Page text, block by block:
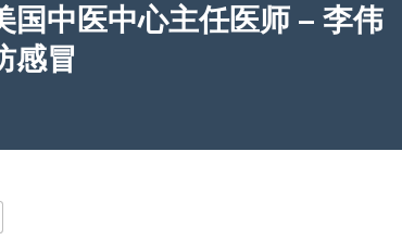
国中医中心主任医师 – 李伟
感冒